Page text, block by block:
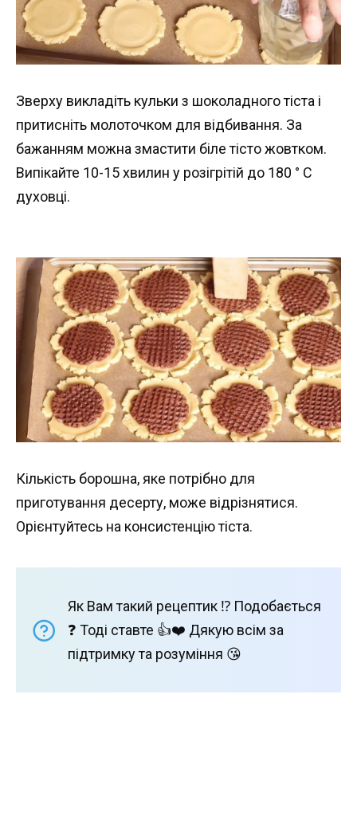
Зверху викладіть кульки з шоколадного тіста і
притисніть молоточком для відбивання. За
бажанням можна змастити біле тісто жовтком.
Випікайте 10-15 хвилин у розігрітій до 180 ° С
духовці.
Кількість борошна, яке потрібно для
приготування десерту, може відрізнятися.
Орієнтуйтесь на консистенцію тіста.
Як Вам такий рецептик ⁉️ Подобається
❓ Тоді ставте 👍❤️ Дякую всім за
підтримку та розуміння 😘